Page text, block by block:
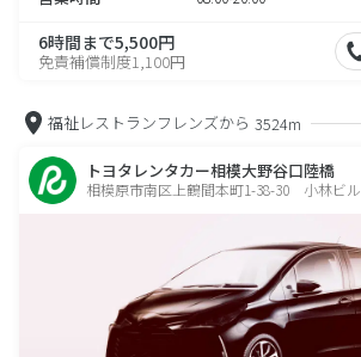
6時間まで5,500円
免責補償制度1,100円
福祉レストランフレンズから 3524m
トヨタレンタカー相模大野谷口陸橋
相模原市南区上鶴間本町1-38-30 小林ビル